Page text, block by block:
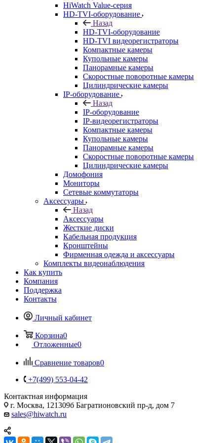
HiWatch Value-серия
HD-TVI-оборудование
Назад
HD-TVI-оборудование
HD-TVI видеорегистраторы
Компактные камеры
Купольные камеры
Панорамные камеры
Скоростные поворотные камеры
Цилиндрические камеры
IP-оборудование
Назад
IP-оборудование
IP-видеорегистраторы
Компактные камеры
Купольные камеры
Панорамные камеры
Скоростные поворотные камеры
Цилиндрические камеры
Домофония
Мониторы
Сетевые коммутаторы
Аксессуары
Назад
Аксессуары
Жесткие диски
Кабельная продукция
Кронштейны
Фирменная одежда и аксессуары
Комплекты видеонаблюдения
Как купить
Компания
Поддержка
Контакты
Личный кабинет
Корзина0
Отложенные0
Сравнение товаров0
+7(499) 553-04-42
Контактная информация
г. Москва, 121309б Багратионовский пр-д, дом 7
sales@hiwatch.ru